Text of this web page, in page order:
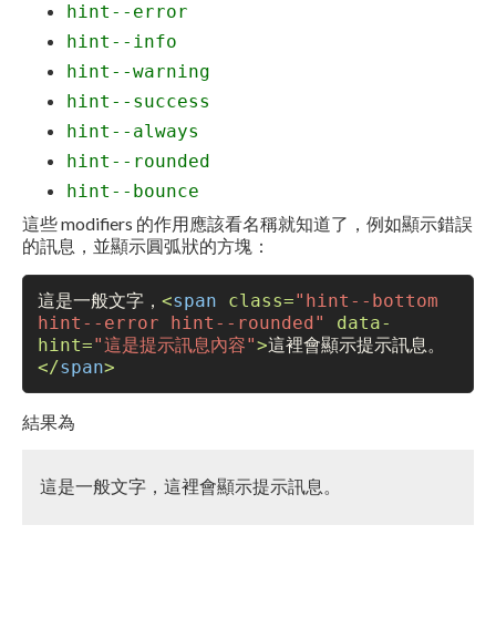
hint--error
hint--info
hint--warning
hint--success
hint--always
hint--rounded
hint--bounce
這些 modifiers 的作用應該看名稱就知道了，例如顯示錯誤
的訊息，並顯示圓弧狀的方塊：
這是一般文字， <span class="hint--bottom
hint--error hint--rounded"
data-
hint="這是提示訊息內容">這裡會顯示提示訊息。
</span>
結果為
這是一般文字， 這裡會顯示提示訊息。